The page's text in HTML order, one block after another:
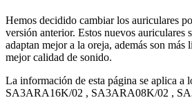
Hemos decidido cambiar los auriculares
versión anterior. Estos nuevos auriculares
adaptan mejor a la oreja, además son más
mejor calidad de sonido.
La información de esta página se aplica a
SA3ARA16K/02 , SA3ARA08K/02 ,